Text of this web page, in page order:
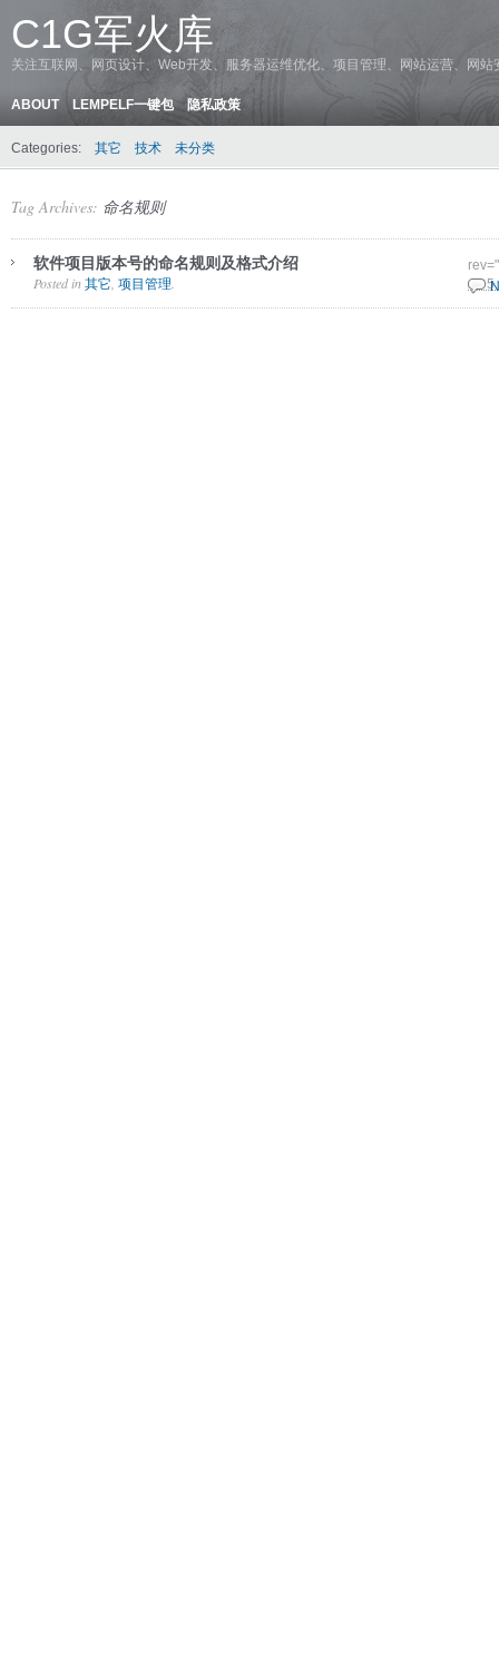
C1G军火库
关注互联网、网页设计、Web开发、服务器运维优化、项目管理、网站运营、网
ABOUT LEMPELF一键包 隐私政策
Categories: 其它 技术 未分类
Tag Archives: 命名规则
软件项目版本号的命名规则及格式介绍
28 5
Posted in 其它 项目管理